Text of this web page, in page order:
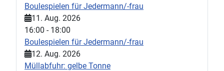
Boulespielen für Jedermann/-frau
11. Aug. 2026
16:00 - 18:00
Boulespielen für Jedermann/-frau
12. Aug. 2026
Müllabfuhr: gelbe Tonne